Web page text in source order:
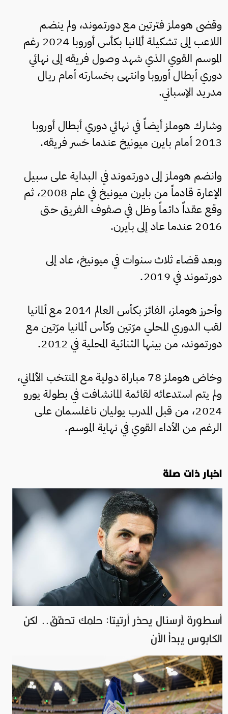
وقضى هوملز فترتين مع دورتموند، ولم ينضم
اللاعب إلى تشكيلة ألمانيا بكأس أوروبا 2024 رغم
الموسم القوي الذي شهد وصول فريقه إلى نهائي
دوري أبطال أوروبا وانتهى بخسارته أمام ريال
مدريد الإسباني.
وشارك هوملز أيضاً في نهائي دوري أبطال أوروبا
2013 أمام بايرن ميونيخ عندما خسر فريقه.
وانضم هوملز إلى دورتموند في البداية على سبيل
الإعارة قادماً من بايرن ميونيخ في عام 2008، ثم
وقع عقداً دائماً وظل في صفوف الفريق حتى
2016 عندما عاد إلى بايرن.
وبعد قضاء ثلاث سنوات في ميونيخ، عاد إلى
دورتموند في 2019.
وأحرز هوملز، الفائز بكأس العالم 2014 مع ألمانيا
لقب الدوري المحلي مرّتين وكأس ألمانيا مرّتين مع
دورتموند، من بينها الثنائية المحلية في 2012.
وخاض هوملز 78 مباراة دولية مع المنتخب الألماني،
ولم يتم استدعائه لقائمة المانشافت في بطولة يورو
2024، من قبل المدرب يوليان ناغلسمان على
الرغم من الأداء القوي في نهاية الموسم.
اخبار ذات صلة
أسطورة آرسنال يحذر أرتيتا: حلمك تحقق.. لكن
الكابوس يبدأ الآن